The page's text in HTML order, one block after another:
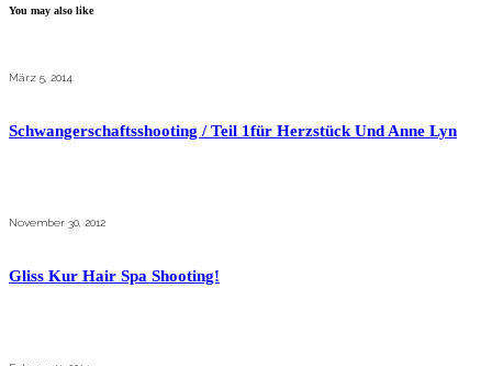
You may also like
März 5, 2014
Schwangerschaftsshooting / Teil 1für Herzstück Und Anne Lyn
November 30, 2012
Gliss Kur Hair Spa Shooting!